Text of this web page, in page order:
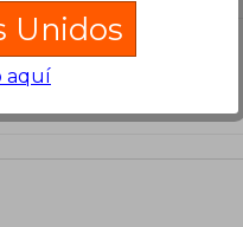
Unidos
aquí